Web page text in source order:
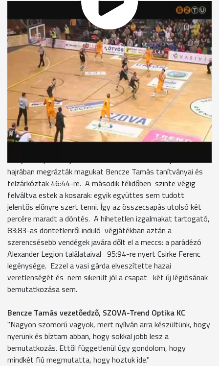
Az élvonalbeli férfi kosárlabda-bajnokság 15. fordulójában két
közvetlen rivális mérkőzött meg az Aréna Savariában: az
ötödik helyezett SZOVA-Trend Optika KC fogadta a hatodik
pozíciót elfoglaló Pécsi VSK csapatát. A szombathelyiek
kezdő ötösében helyet kapott a két új szerzemény, Janou
Rubin és Zeljko Zagorac is. Ennek ellenére a derbi első percei
nem róluk, hanem Tomiszlav Ivosevről szóltak, a vasiak
erőcsatára ugyanis szinte egymaga tartotta a lépést a
vendégekkel. A sok pontot hozó első negyed végén azonban
a sárga-feketék légiósa sem tudta megakadályozni, hogy a
dudaszó pillanatában 26:25-ös vendégvezetést mutasson az
eredményjelző-tábla. A második 10 perc elején aztán alaposan
hajrában megrázták magukat Bencze Tamás tanítványai és
felzárkóztak 46:44-re. A második félidőben szinte végig
felváltva estek a kosarak: egyik együttes sem tudott
jelentős előnyre szert tenni. Így az összecsapás utolsó két
percére maradt a döntés. A hihetetlen izgalmakat tartogató,
83:83-as döntetlenről induló végjátékban aztán a
szerencsésebb vendégek javára dőlt el a meccs: a parádézó
Alexander Legion találataival 95:94-re nyert Csirke Ferenc
legénysége. Ezzel a vasi gárda elveszítette hazai
veretlenségét és nem sikerült jól a csapat két új légiósának
bemutatkozása sem.
Bencze Tamás vezetőedző, SZOVA-Trend Optika KC
"Nagyon szomorú vagyok, mert nyílván arra készültünk, hogy
nyerünk és bíztam abban, hogy sokkal jobb lesz a
bemutatkozás. Ettől függetlenül úgy gondolom, hogy
mindkét fiú megmutatta, hogy hoztuk ide."